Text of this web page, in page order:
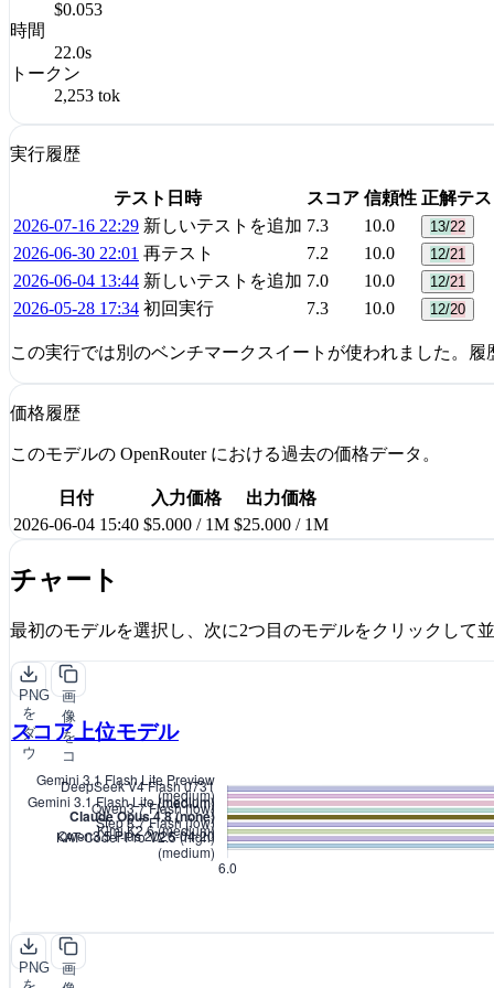
$0.053
時間
22.0s
トークン
2,253 tok
実行履歴
テスト日時 スコア 信頼性 正解テ
2026-07-16 22:29 新しいテストを追加 7.3 10.0 13/22
2026-06-30 22:01 再テスト 7.2 10.0 12/21
2026-06-04 13:44 新しいテストを追加 7.0 10.0 12/21
2026-05-28 17:34 初回実行 7.3 10.0 12/20
この実行では別のベンチマークスイートが使われました。
価格履歴
このモデルの OpenRouter における過去の価格データ。
日付 入力価格
出力価格
2026-06-04 15:40 $5.000 / 1M $25.000 / 1M
チャート
最初のモデルを選択し、次に2つ目のモデルをクリックして
PNG
を
ダ
ウ
ー
画
像
を
コ
ピ
ー
スコア上位モデル
PNG
画